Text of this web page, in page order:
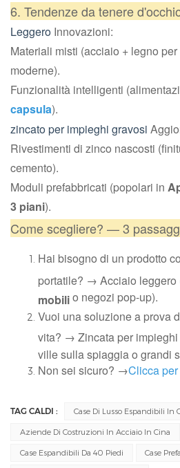
6. Tendenze da tenere
Leggero Innovazioni:
Materiali misti (acciaio + legno
moderne).
Funzionalità intelligenti
capsula).
zincato per impieghi gravosi
Rivestimenti di zinco nascosti
cemento).
Moduli prefabbricati (popolari in
3 piani).
Come scegliere? — 3
Hai bisogno di un prodotto
portatile? → Acciaio leggero
mobili o negozi pop-up).
Vuoi una soluzione a prova
vita? → Zincata per impieghi
ville sulla spiaggia o grandi
Non sei sicuro? →Clicca
TAG CALDI : Case Di Lusso Espandibili In
Aziende Di Costruzioni In Acciaio In Cina
Case Espandibili Da 40 Piedi Case